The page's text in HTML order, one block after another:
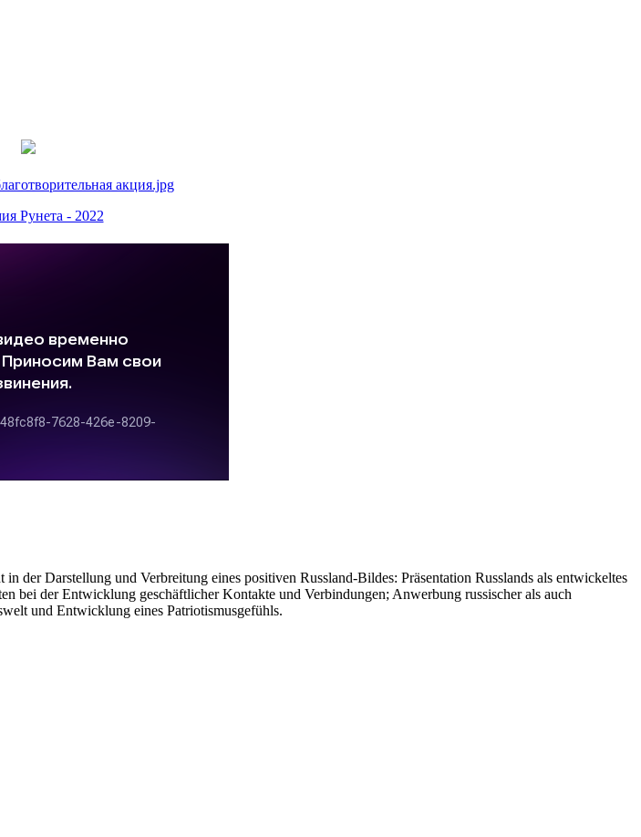
der Darstellung und Verbreitung eines positiven Russland-Bildes: Präsentation Russlands als entwickeltes
bei der Entwicklung geschäftlicher Kontakte und Verbindungen; Anwerbung russischer als auch
und Entwicklung eines Patriotismusgefühls.